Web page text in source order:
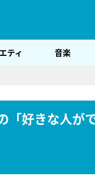
ティ 音楽
「好きな人